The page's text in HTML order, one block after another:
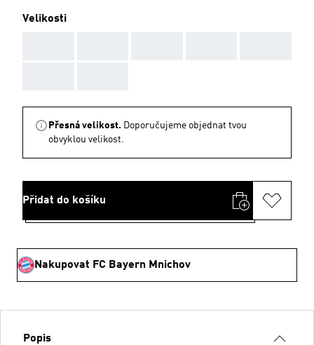
Velikosti
Přesná velikost. Doporučujeme objednat tvou
obvyklou velikost.
Přidat do košíku
Nakupovat FC Bayern Mnichov
Popis